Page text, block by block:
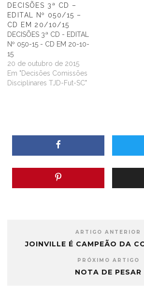
DECISÕES 3ª CD –
EDITAL Nº 050/15 –
CD EM 20/10/15
DECISÕES 3ª CD - EDITAL
Nº 050-15 - CD EM 20-10-
15
20 de outubro de 2015
Em "Decisões Comissões
Disciplinares TJD-Fut-SC"
ARTIGO ANTERIOR
JOINVILLE É CAMPEÃO DA
PRÓXIMO ARTIGO
NOTA DE PESAR